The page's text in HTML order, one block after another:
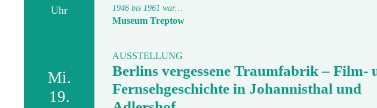
Uhr
1946 bis 1961 war…
Museum Treptow
Mi.
19.
AUSSTELLUNG
Berlins vergessene Traumfabrik – Film-
Fernsehgeschichte in Johannisthal und